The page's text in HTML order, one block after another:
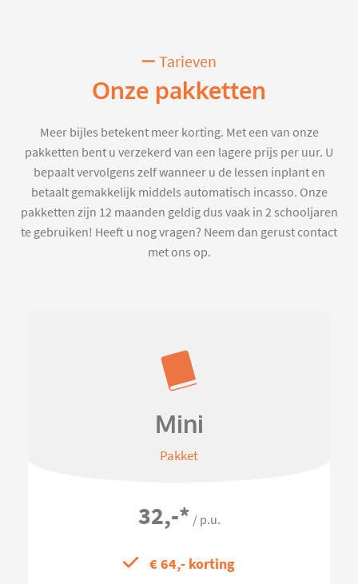
Tarieven
Onze pakketten
Meer bijles betekent meer korting. Met een van onze
pakketten bent u verzekerd van een lagere prijs per uur. U
bepaalt vervolgens zelf wanneer u de lessen inplant en
betaalt gemakkelijk middels automatisch incasso. Onze
pakketten zijn 12 maanden geldig dus vaak in 2 schooljaren
te gebruiken! Heeft u nog vragen? Neem dan gerust contact
met ons op.
Mini
Pakket
32,-* / p.u.
€ 64,- korting